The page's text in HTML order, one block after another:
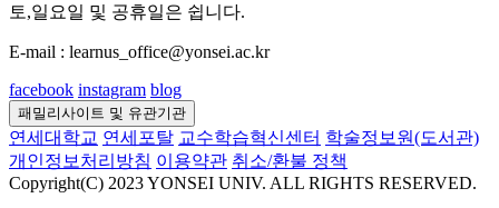
토,일요일 및 공휴일은 쉽니다.
E-mail : learnus_office@yonsei.ac.kr
facebook instagram blog
패밀리사이트 및 유관기관
연세대학교 연세포탈 교수학습혁신센터 학술정보원(도서관)
개인정보처리방침 이용약관 취소/환불 정책
Copyright(C) 2023 YONSEI UNIV. ALL RIGHTS RESERVED.